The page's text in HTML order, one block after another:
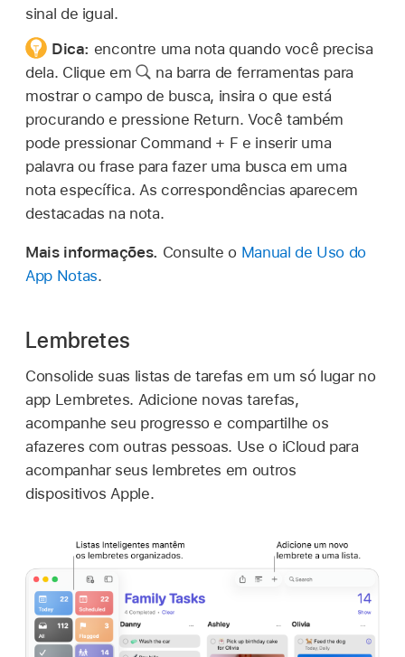
sinal de igual.
Dica: encontre uma nota quando você precisa
dela. Clique em
na barra de ferramentas para
mostrar o campo de busca, insira o que está
procurando e pressione Return. Você também
pode pressionar Command + F e inserir uma
palavra ou frase para fazer uma busca em uma
nota específica. As correspondências aparecem
destacadas na nota.
Mais informações. Consulte o Manual de Uso do
App Notas.
Lembretes
Consolide suas listas de tarefas em um só lugar no
app Lembretes. Adicione novas tarefas,
acompanhe seu progresso e compartilhe os
afazeres com outras pessoas. Use o iCloud para
acompanhar seus lembretes em outros
dispositivos Apple.